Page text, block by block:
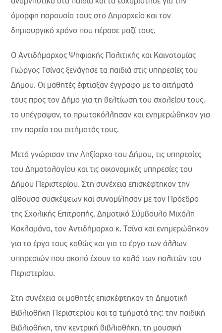
όμορφη παρουσία τους στο Δημαρχείο και τον
δημιουργικό χρόνο που πέρασε μαζί τους.
Ο Αντιδήμαρχος Ψηφιακής Πολιτικής και Καινοτομίας
Γιώργος Τσίνας ξενάγησε τα παιδιά στις υπηρεσίες του
Δήμου. Οι μαθητές έφτιαξαν έγγραφο με τα αιτήματά
τους προς τον Δήμο για τη βελτίωση του σχολείου τους,
το υπέγραψαν, το πρωτοκόλλησαν και ενημερώθηκαν για
την πορεία του αιτήματός τους.
Μετά γνώρισαν την Ληξίαρχο του Δήμου, τις υπηρεσίες
του Δημοτολογίου και τις οικονομικές υπηρεσίες του
Δήμου Περιστερίου. Στη συνέχεια επισκέφτηκαν την
αίθουσα συσκέψεων και συνομίλησαν με τον Πρόεδρο
της Σχολικής Επιτροπής, Δημοτικό Σύμβουλο Μιχάλη
Κακλαμάνο, τον Αντιδήμαρχο κ. Τσίνα και ενημερώθηκαν
για το έργο τους καθώς και για το έργο των άλλων
υπηρεσιών που σκοπό έχουν το καλό των πολιτών του
Περιστερίου.
Στη συνέχεια οι μαθητές επισκέφτηκαν τη Δημοτική
Βιβλιοθήκη Περιστερίου και τα τμήματά της: την παιδική
Βιβλιοθήκη, την κεντρική βιβλιοθήκη, τη μουσική